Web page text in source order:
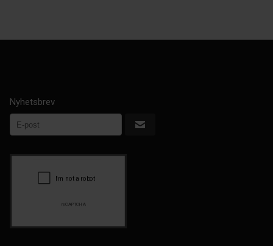
Nyhetsbrev